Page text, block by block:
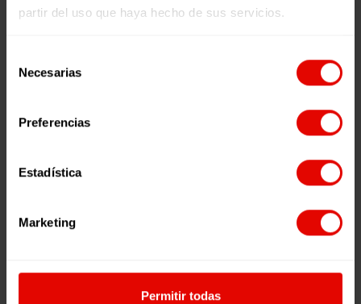
partir del uso que haya hecho de sus servicios.
Necesarias
Preferencias
Estadística
Marketing
Permitir todas
DISEINU IKASTAROA. GIZARTE
BERRIKUNTZARAKO METODOLOGIA.